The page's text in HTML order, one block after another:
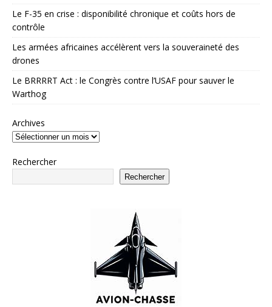
Le F-35 en crise : disponibilité chronique et coûts hors de
contrôle
Les armées africaines accélèrent vers la souveraineté des
drones
Le BRRRRT Act : le Congrès contre l’USAF pour sauver le
Warthog
Archives
Rechercher
Rechercher